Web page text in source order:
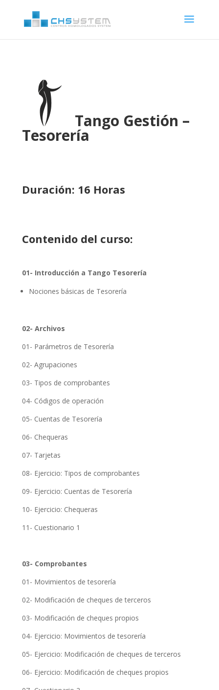
Tango Gestión –
Tesorería
Duración: 16 Horas
Contenido del curso:
01- Introducción a Tango Tesorería
Nociones básicas de Tesorería
02- Archivos
01- Parámetros de Tesorería
02- Agrupaciones
03- Tipos de comprobantes
04- Códigos de operación
05- Cuentas de Tesorería
06- Chequeras
07- Tarjetas
08- Ejercicio: Tipos de comprobantes
09- Ejercicio: Cuentas de Tesorería
10- Ejercicio: Chequeras
11- Cuestionario 1
03- Comprobantes
01- Movimientos de tesorería
02- Modificación de cheques de terceros
03- Modificación de cheques propios
04- Ejercicio: Movimientos de tesorería
05- Ejercicio: Modificación de cheques de terceros
06- Ejercicio: Modificación de cheques propios